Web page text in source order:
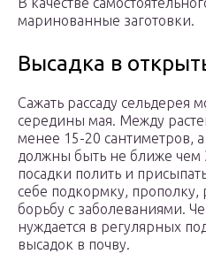
маринованные заготовки.
Высадка в
Сажать рассаду сельдерея
середины мая. Между
менее 15-20 сантиметров,
должны быть не ближе чем
посадки полить и
себе подкормку,
борьбу с заболеваниями.
нуждается в регулярных
высадок в почву.